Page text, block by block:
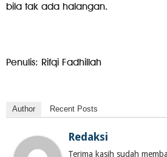
bila tak ada halangan.
Penulis: Rifqi Fadhillah
Author Recent Posts
Redaksi
Terima kasih sudah